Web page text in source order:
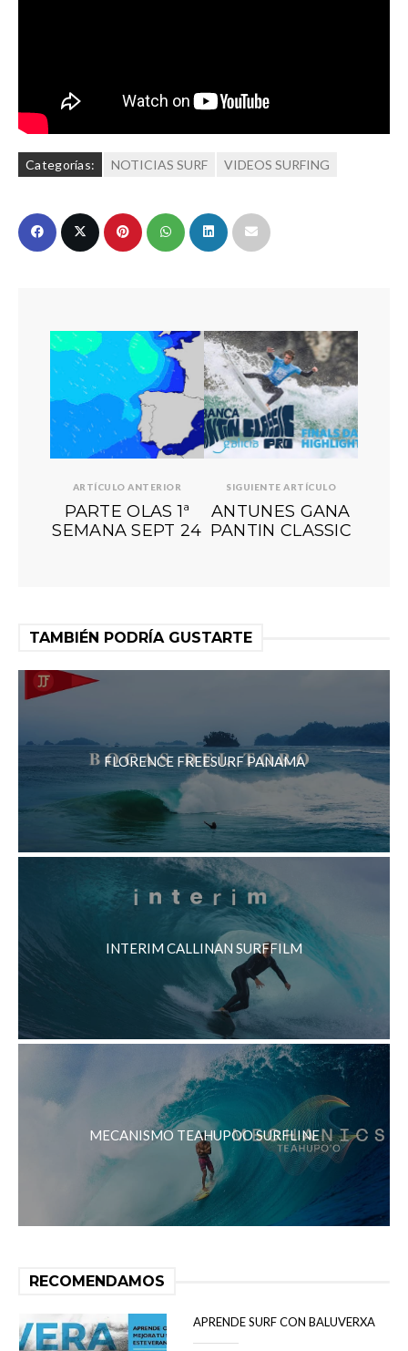
Categorías: NOTICIAS SURF VIDEOS SURFING
ARTÍCULO ANTERIOR
PARTE OLAS 1ª
SEMANA SEPT 24
SIGUIENTE ARTÍCULO
ANTUNES GANA
PANTIN CLASSIC
TAMBIÉN PODRÍA GUSTARTE
FLORENCE FREESURF PANAMA
INTERIM CALLINAN SURFFILM
MECANISMO TEAHUPOO SURFLINE
RECOMENDAMOS
APRENDE SURF CON BALUVERXA